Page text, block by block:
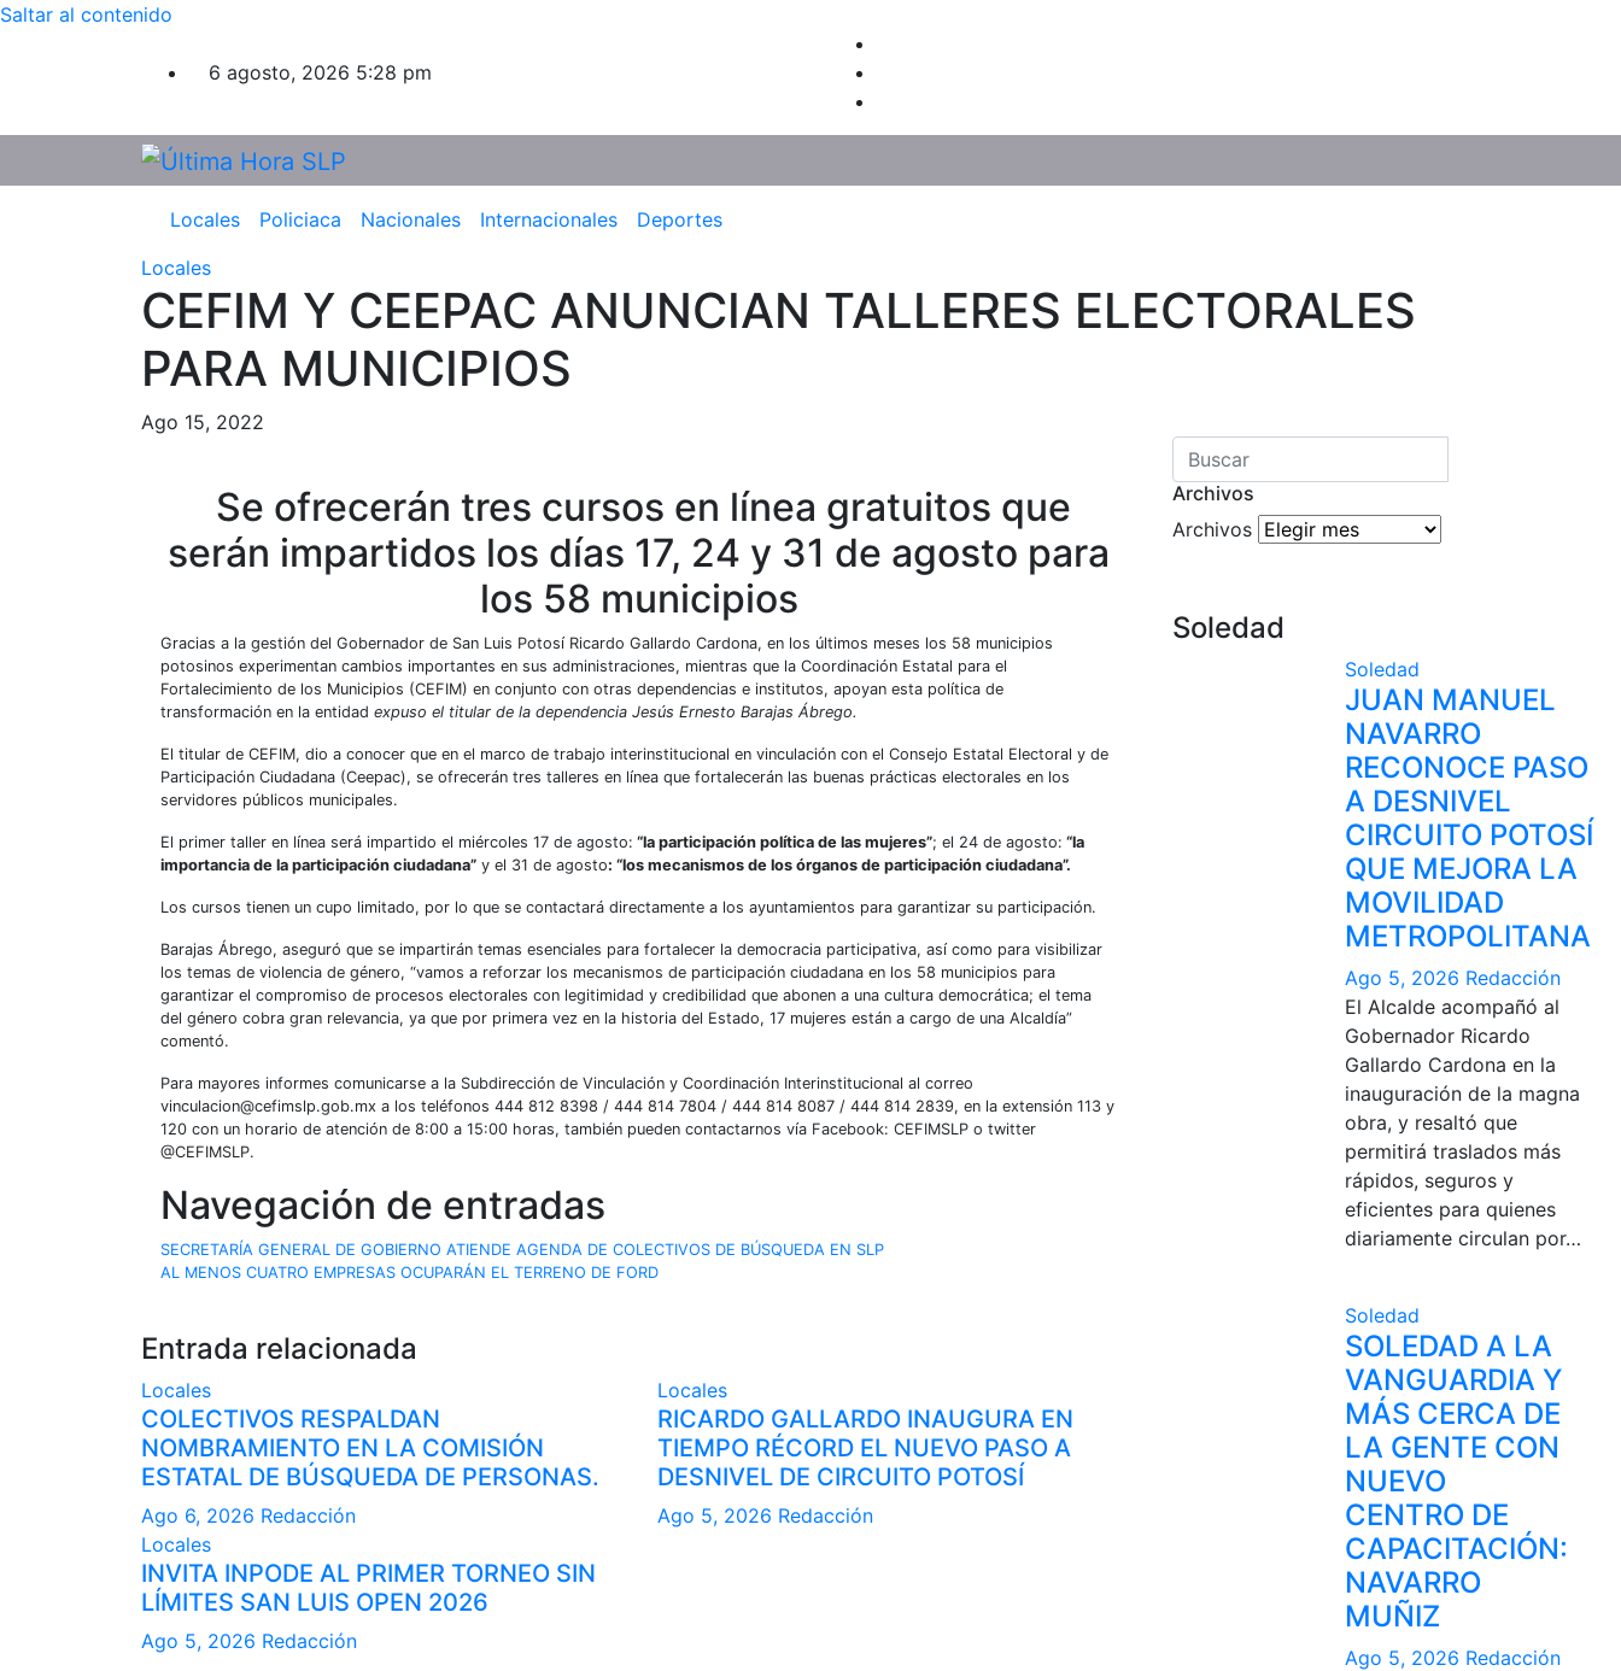
Saltar al contenido
6 agosto, 2026 5:28 pm
Locales Policiaca Nacionales Internacionales
Deportes
Locales
CEFIM Y CEEPAC ANUNCIAN TALLERES ELECTORALES
PARA MUNICIPIOS
Ago 15, 2022
Se ofrecerán tres cursos en línea gratuitos que
serán impartidos los días 17, 24 y 31 de agosto para
los 58 municipios
Gracias a la gestión del Gobernador de San Luis Potosí Ricardo Gallardo Cardona, en los últimos meses los 58 municipios
potosinos experimentan cambios importantes en sus administraciones, mientras que la Coordinación Estatal para el
Fortalecimiento de los Municipios (CEFIM) en conjunto con otras dependencias e institutos, apoyan esta política de
transformación en la entidad expuso el titular de la dependencia Jesús Ernesto Barajas Ábrego.
El titular de CEFIM, dio a conocer que en el marco de trabajo interinstitucional en vinculación con el Consejo Estatal Electoral y de
Participación Ciudadana (Ceepac), se ofrecerán tres talleres en línea que fortalecerán las buenas prácticas electorales en los
servidores públicos municipales.
El primer taller en línea será impartido el miércoles 17 de agosto: “la participación política de las mujeres”; el 24 de agosto: “la
importancia de la participación ciudadana” y el 31 de agosto: “los mecanismos de los órganos de participación ciudadana”.
Los cursos tienen un cupo limitado, por lo que se contactará directamente a los ayuntamientos para garantizar su participación.
Barajas Ábrego, aseguró que se impartirán temas esenciales para fortalecer la democracia participativa, así como para visibilizar
los temas de violencia de género, “vamos a reforzar los mecanismos de participación ciudadana en los 58 municipios para
garantizar el compromiso de procesos electorales con legitimidad y credibilidad que abonen a una cultura democrática; el tema
del género cobra gran relevancia, ya que por primera vez en la historia del Estado, 17 mujeres están a cargo de una Alcaldía”
comentó.
Para mayores informes comunicarse a la Subdirección de Vinculación y Coordinación Interinstitucional al correo
vinculacion@cefimslp.gob.mx a los teléfonos 444 812 8398 / 444 814 7804 / 444 814 8087 / 444 814 2839, en la extensión 113 y
120 con un horario de atención de 8:00 a 15:00 horas, también pueden contactarnos vía Facebook: CEFIMSLP o twitter
@CEFIMSLP.
Navegación de entradas
SECRETARÍA GENERAL DE GOBIERNO ATIENDE AGENDA DE COLECTIVOS DE BÚSQUEDA EN SLP
AL MENOS CUATRO EMPRESAS OCUPARÁN EL TERRENO DE FORD
Entrada relacionada
Locales
COLECTIVOS RESPALDAN
NOMBRAMIENTO EN LA COMISIÓN
ESTATAL DE BÚSQUEDA DE PERSONAS.
Ago 6, 2026 Redacción
Locales
RICARDO GALLARDO INAUGURA EN
TIEMPO RÉCORD EL NUEVO PASO A
DESNIVEL DE CIRCUITO POTOSÍ
Ago 5, 2026 Redacción
Locales
INVITA INPODE AL PRIMER TORNEO SIN
LÍMITES SAN LUIS OPEN 2026
Ago 5, 2026 Redacción
Archivos
Archivos
Soledad
Soledad
JUAN MANUEL
NAVARRO
RECONOCE PASO
A DESNIVEL
CIRCUITO POTOSÍ
QUE MEJORA LA
MOVILIDAD
METROPOLITANA
Ago 5, 2026 Redacción
El Alcalde acompañó al
Gobernador Ricardo
Gallardo Cardona en la
inauguración de la magna
obra, y resaltó que
permitirá traslados más
rápidos, seguros y
eficientes para quienes
diariamente circulan por…
Soledad
SOLEDAD A LA
VANGUARDIA Y
MÁS CERCA DE
LA GENTE CON
NUEVO
CENTRO DE
CAPACITACIÓN:
NAVARRO
MUÑIZ
Ago 5, 2026 Redacción